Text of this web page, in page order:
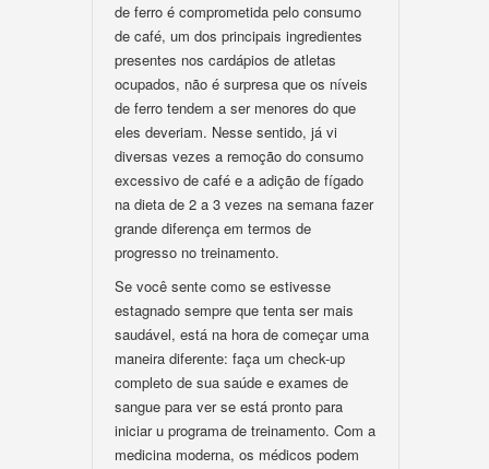
de ferro é comprometida pelo consumo
de café, um dos principais ingredientes
presentes nos cardápios de atletas
ocupados, não é surpresa que os níveis
de ferro tendem a ser menores do que
eles deveriam. Nesse sentido, já vi
diversas vezes a remoção do consumo
excessivo de café e a adição de fígado
na dieta de 2 a 3 vezes na semana fazer
grande diferença em termos de
progresso no treinamento.
Se você sente como se estivesse
estagnado sempre que tenta ser mais
saudável, está na hora de começar uma
maneira diferente: faça um check-up
completo de sua saúde e exames de
sangue para ver se está pronto para
iniciar u programa de treinamento. Com a
medicina moderna, os médicos podem